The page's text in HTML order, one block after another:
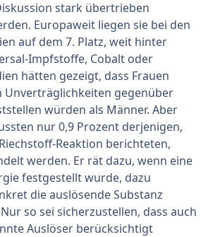
stark übertrieben
Europaweit liegen sie bei den
auf dem 7. Platz, weit hinter
Impfstoffe, Cobalt oder
hätten gezeigt, dass Frauen
Unverträglichkeiten gegenüber
würden als Männer. Aber
nur 0,9 Prozent derjenigen,
Reaktion berichteten,
werden. Er rät dazu, wenn eine
festgestellt wurde, dazu
die auslösende Substanz
so sei sicherzustellen, dass auch
Auslöser berücksichtigt